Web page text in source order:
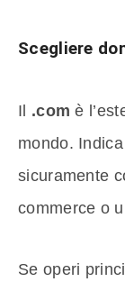
Scegliere
Il .comè
mondo.
sicuramente
commerce o
Se operi